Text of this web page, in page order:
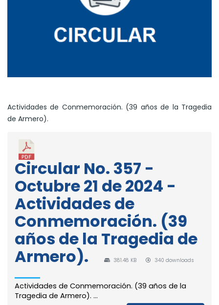
Actividades de Conmemoración. (39 años de la Tragedia
de Armero).
Circular No. 357 -
Octubre 21 de 2024 -
Actividades de
Conmemoración. (39
años de la Tragedia de
Armero).
381.48 KB 340 downloads
Actividades de Conmemoración. (39 años de la
Tragedia de Armero). ...